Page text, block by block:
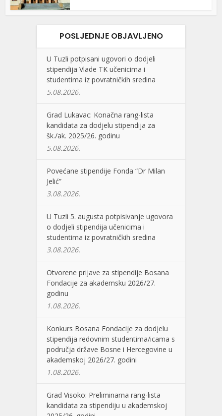
POSLJEDNJE OBJAVLJENO
U Tuzli potpisani ugovori o dodjeli
stipendija Vlade TK učenicima i
studentima iz povratničkih sredina
5.08.2026.
Grad Lukavac: Konačna rang-lista
kandidata za dodjelu stipendija za
šk./ak. 2025/26. godinu
5.08.2026.
Povećane stipendije Fonda “Dr Milan
Jelić”
3.08.2026.
U Tuzli 5. augusta potpisivanje ugovora
o dodjeli stipendija učenicima i
studentima iz povratničkih sredina
3.08.2026.
Otvorene prijave za stipendije Bosana
Fondacije za akademsku 2026/27.
godinu
1.08.2026.
Konkurs Bosana Fondacije za dodjelu
stipendija redovnim studentima/icama s
područja države Bosne i Hercegovine u
akademskoj 2026/27. godini
1.08.2026.
Grad Visoko: Preliminarna rang-lista
kandidata za stipendiju u akademskoj